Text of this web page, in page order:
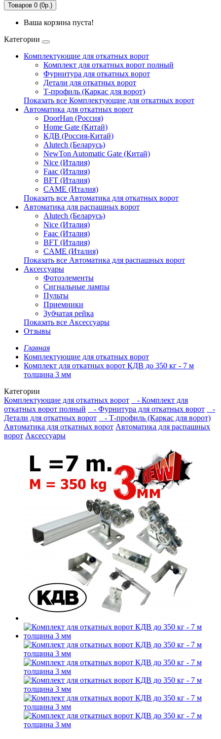
Товаров 0 (0р.)
Ваша корзина пуста!
Категории
Комплектующие для откатных ворот
Комплект для откатных ворот полный
Фурнитура для откатных ворот
Детали для откатных ворот
Т-профиль (Каркас для ворот)
Показать все Комплектующие для откатных ворот
Автоматика для откатных ворот
DoorHan (Россия)
Home Gate (Китай)
КДВ (Россия-Китай)
Alutech (Беларусь)
NewTon Automatic Gate (Китай)
Nice (Италия)
Faac (Италия)
BFT (Италия)
CAME (Италия)
Показать все Автоматика для откатных ворот
Автоматика для распашных ворот
Alutech (Беларусь)
Nice (Италия)
Faac (Италия)
BFT (Италия)
CAME (Италия)
Показать все Автоматика для распашных ворот
Аксессуары
Фотоэлементы
Сигнальные лампы
Пульты
Приемники
Зубчатая рейка
Показать все Аксессуары
Отзывы
Главная
Комплектующие для откатных ворот
Комплект для откатных ворот КДВ до 350 кг - 7 м
толщина 3 мм
Категории
Комплектующие для откатных ворот
- Комплект для
откатных ворот полный
- Фурнитура для откатных ворот
-
Детали для откатных ворот
- Т-профиль (Каркас для ворот)
Автоматика для откатных ворот Автоматика для распашных
ворот Аксессуары